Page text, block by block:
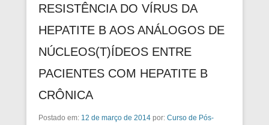
RESISTÊNCIA DO VÍRUS DA
HEPATITE B AOS ANÁLOGOS DE
NÚCLEOS(T)ÍDEOS ENTRE
PACIENTES COM HEPATITE B
CRÔNICA
Postado em: 12 de março de 2014 por: Curso de Pós-